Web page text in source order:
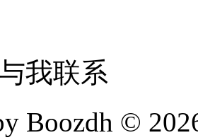
我联系
Boozdh ©